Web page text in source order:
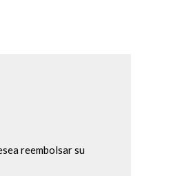
reembolsar su